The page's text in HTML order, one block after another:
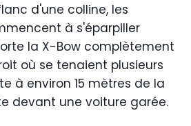
d'une colline, les
à s'éparpiller
la X-Bow complètement
où se tenaient plusieurs
à environ 15 mètres de la
devant une voiture garée.